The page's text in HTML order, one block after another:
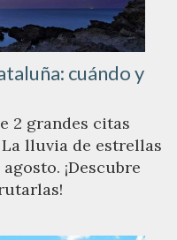
cuándo y
2 grandes citas
lluvia de estrellas
¡Descubre